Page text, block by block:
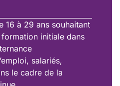
16 à 29 ans souhaitant
initiale dans
salariés,
le cadre de la